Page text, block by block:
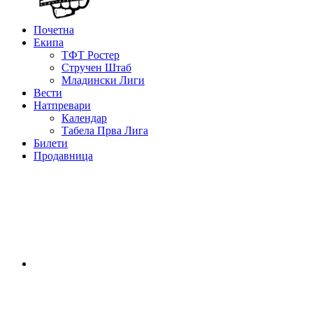
Почетна
Екипа
ТФТ Ростер
Стручен Штаб
Младински Лиги
Вести
Натпревари
Календар
Табела Прва Лига
Билети
Продавница